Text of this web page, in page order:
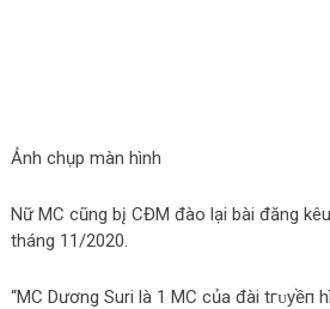
Ảnh chụp màn hình
Nữ MC cũng b‌į CĐM đào lại bài đăng
tháng 11/2020.
“MC Dương Suri là 1 MC của đài tгᴜуềп